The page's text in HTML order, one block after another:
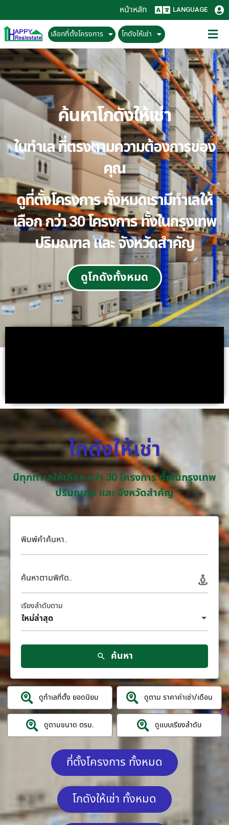
หน้าหลัก LANGUAGE
เลือกที่ตั้งโครงการ โกดังให้เช่า
ค้นหาโกดังให้เช่า
ในทำเล ที่ตรงตามความต้องการของ
คุณ
ดูที่ตั้งโครงการ ทั้งหมดเรามีทำเลให้
เลือก กว่า 30 โครงการ ทั้งในกรุงเทพ
ปริมณฑล และ จังหวัดสำคัญ
ดูโกดังทั้งหมด
โกดังให้เช่า
มีทุกทำเลให้เลือก กว่า 30 โครงการ ทั้งในกรุงเทพ
ปริมณฑล และ จังหวัดสำคัญ
พิมพ์คำค้นหา..
ค้นหาตามพิกัด..
ใหม่ล่าสุด
เรียงลำดับตาม
ค้นหา
ดูทำเลที่ตั้ง ยอดนิยม ดูตาม ราคาค่าเช่า/เดือน
ดูตามขนาด ตรม. ดูแบบเรียงลำดับ
ที่ตั้งโครงการ ทั้งหมด
โกดังให้เช่า ทั้งหมด